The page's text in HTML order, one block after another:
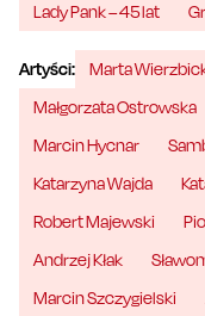
Lady Pank – 45 lat
Artyści: Marta
Małgorzata Ostrowska
Marcin Hycnar
Katarzyna Wajda
Robert Majewski
Andrzej Kłak
Marcin Szczygielski